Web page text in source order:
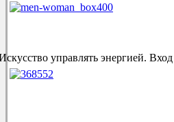
управлять энергией.